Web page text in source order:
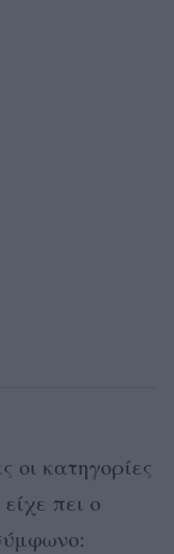
οι κατηγορίες
πει ο